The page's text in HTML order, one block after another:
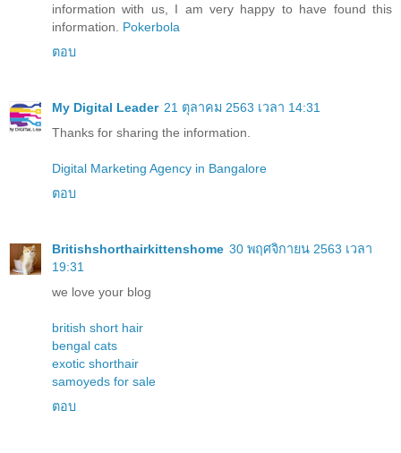
information with us, I am very happy to have found this
information.
Pokerbola
ตอบ
My Digital Leader 21 ตุลาคม 2563 เวลา 14:31
Thanks for sharing the information.
Digital Marketing Agency in Bangalore
ตอบ
Britishshorthairkittenshome 30 พฤศจิกายน 2563 เวลา
19:31
we love your blog
british short hair
bengal cats
exotic shorthair
samoyeds for sale
ตอบ